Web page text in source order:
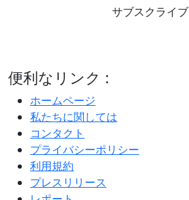
サブスクライブ
便利なリンク :
ホームページ
私たちに関しては
コンタクト
プライバシーポリシー
利用規約
プレスリリース